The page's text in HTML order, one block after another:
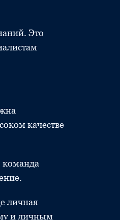
Это
качестве
команда
личная
и личным